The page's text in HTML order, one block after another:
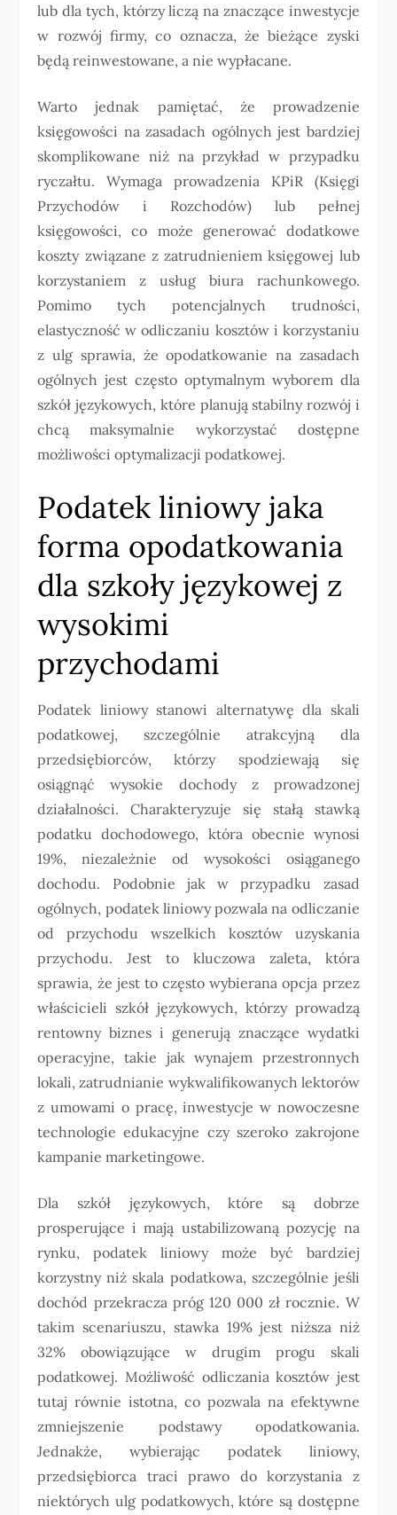
lub dla tych, którzy liczą na znaczące inwestycje
w rozwój firmy, co oznacza, że bieżące zyski
będą reinwestowane, a nie wypłacane.
Warto jednak pamiętać, że prowadzenie
księgowości na zasadach ogólnych jest bardziej
skomplikowane niż na przykład w przypadku
ryczałtu. Wymaga prowadzenia KPiR (Księgi
Przychodów i Rozchodów) lub pełnej
księgowości, co może generować dodatkowe
koszty związane z zatrudnieniem księgowej lub
korzystaniem z usług biura rachunkowego.
Pomimo tych potencjalnych trudności,
elastyczność w odliczaniu kosztów i korzystaniu
z ulg sprawia, że opodatkowanie na zasadach
ogólnych jest często optymalnym wyborem dla
szkół językowych, które planują stabilny rozwój i
chcą maksymalnie wykorzystać dostępne
możliwości optymalizacji podatkowej.
Podatek liniowy jaka
forma opodatkowania
dla szkoły językowej z
wysokimi
przychodami
Podatek liniowy stanowi alternatywę dla skali
podatkowej, szczególnie atrakcyjną dla
przedsiębiorców, którzy spodziewają się
osiągnąć wysokie dochody z prowadzonej
działalności. Charakteryzuje się stałą stawką
podatku dochodowego, która obecnie wynosi
19%, niezależnie od wysokości osiąganego
dochodu. Podobnie jak w przypadku zasad
ogólnych, podatek liniowy pozwala na odliczanie
od przychodu wszelkich kosztów uzyskania
przychodu. Jest to kluczowa zaleta, która
sprawia, że jest to często wybierana opcja przez
właścicieli szkół językowych, którzy prowadzą
rentowny biznes i generują znaczące wydatki
operacyjne, takie jak wynajem przestronnych
lokali, zatrudnianie wykwalifikowanych lektorów
z umowami o pracę, inwestycje w nowoczesne
technologie edukacyjne czy szeroko zakrojone
kampanie marketingowe.
Dla szkół językowych, które są dobrze
prosperujące i mają ustabilizowaną pozycję na
rynku, podatek liniowy może być bardziej
korzystny niż skala podatkowa, szczególnie jeśli
dochód przekracza próg 120 000 zł rocznie. W
takim scenariuszu, stawka 19% jest niższa niż
32% obowiązujące w drugim progu skali
podatkowej. Możliwość odliczania kosztów jest
tutaj równie istotna, co pozwala na efektywne
zmniejszenie podstawy opodatkowania.
Jednakże, wybierając podatek liniowy,
przedsiębiorca traci prawo do korzystania z
niektórych ulg podatkowych, które są dostępne